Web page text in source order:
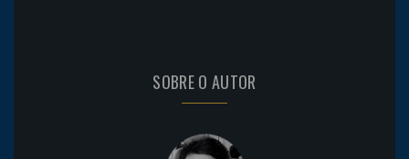
SOBRE O AUTOR